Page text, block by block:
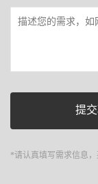
*请认真填写需求信息，